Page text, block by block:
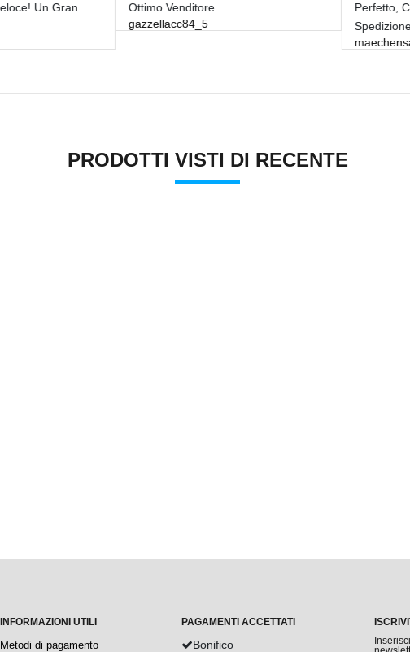
Ottimo Venditore
Perfetto, Come In Descrizione.
Spedizione Tempestiva. Consig
PRODOTTI VISTI DI RECENTE
INFORMAZIONI UTILI
Metodi di pagamento
PAGAMENTI ACCETTATI
Bonifico